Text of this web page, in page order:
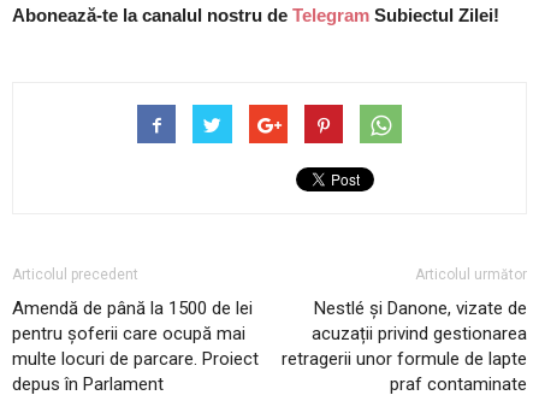
Abonează-te la canalul nostru de Telegram Subiectul Zilei!
Articolul precedent
Amendă de până la 1500 de lei
pentru șoferii care ocupă mai
multe locuri de parcare. Proiect
depus în Parlament
Articolul următor
Nestlé și Danone, vizate de
acuzații privind gestionarea
retragerii unor formule de lapte
praf contaminate